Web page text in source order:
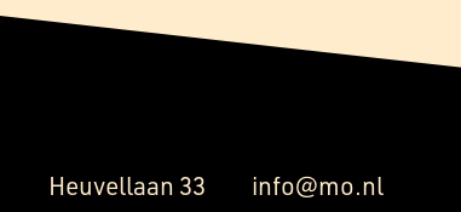
Heuvellaan 33
info@mo.nl